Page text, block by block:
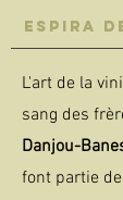
ESPIRA
L'art de la
sang des
Danjou-
font partie